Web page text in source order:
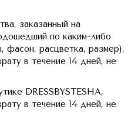
заказанный на
по каким-либо
фасон, расцветка, размер),
в течение 14 дней, не
DRESSBYSTESHA,
в течение 14 дней, не